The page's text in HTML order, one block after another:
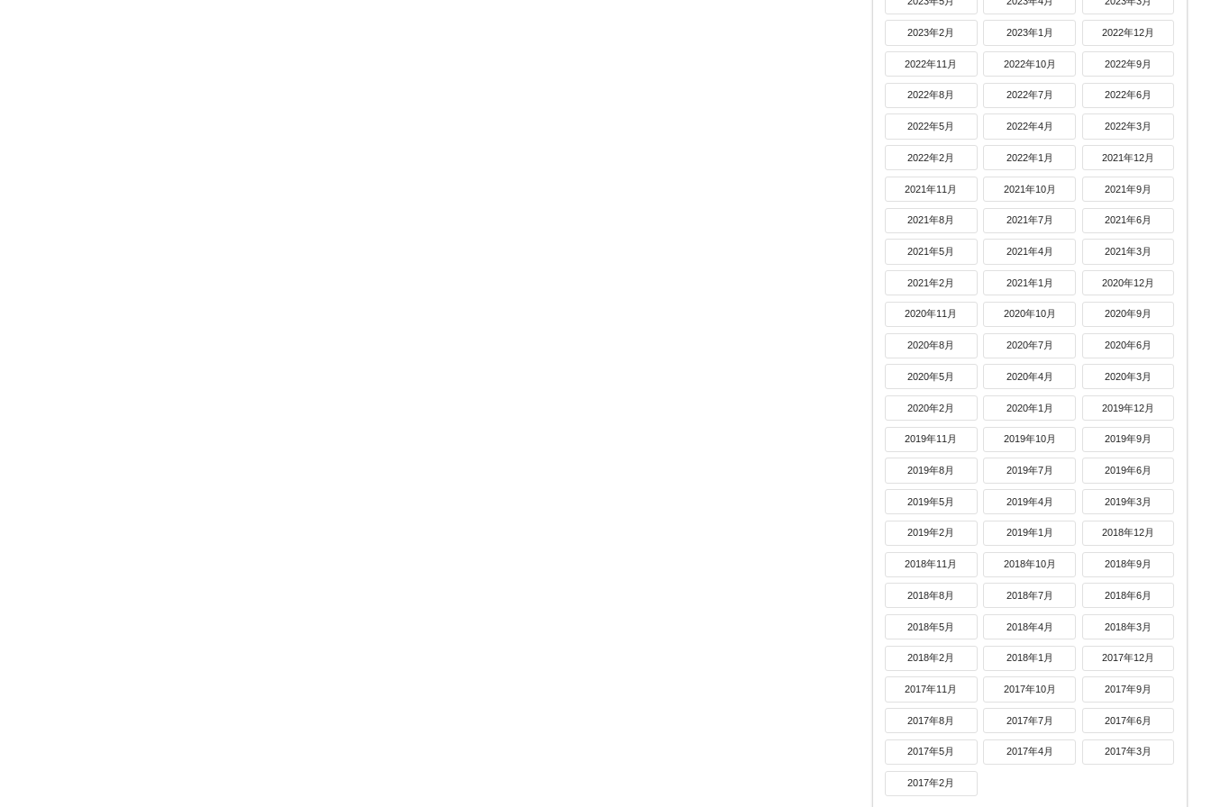
2023年2月 2023年1月 2022年12月
2022年11月 2022年10月 2022年9月
2022年8月 2022年7月 2022年6月
2022年5月 2022年4月 2022年3月
2022年2月 2022年1月 2021年12月
2021年11月 2021年10月 2021年9月
2021年8月 2021年7月 2021年6月
2021年5月 2021年4月 2021年3月
2021年2月 2021年1月 2020年12月
2020年11月 2020年10月 2020年9月
2020年8月 2020年7月 2020年6月
2020年5月 2020年4月 2020年3月
2020年2月 2020年1月 2019年12月
2019年11月 2019年10月 2019年9月
2019年8月 2019年7月 2019年6月
2019年5月 2019年4月 2019年3月
2019年2月 2019年1月 2018年12月
2018年11月 2018年10月 2018年9月
2018年8月 2018年7月 2018年6月
2018年5月 2018年4月 2018年3月
2018年2月 2018年1月 2017年12月
2017年11月 2017年10月 2017年9月
2017年8月 2017年7月 2017年6月
2017年5月 2017年4月 2017年3月
2017年2月